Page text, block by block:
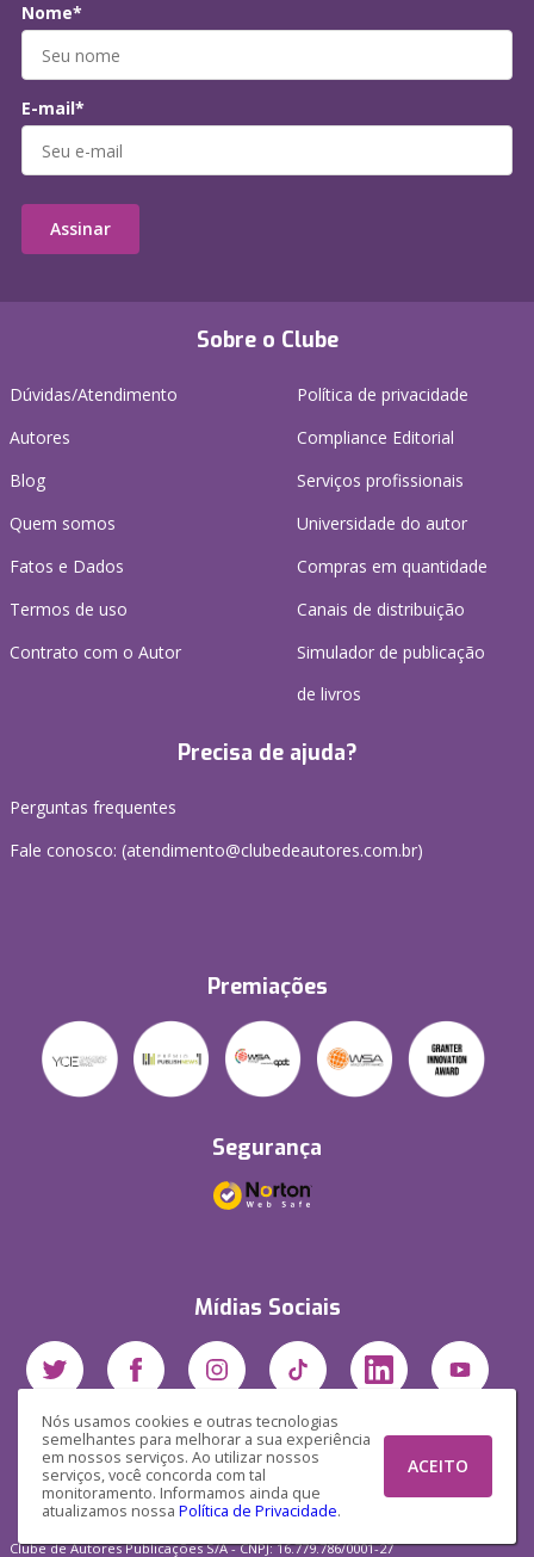
Nós usamos cookies e outras tecnologias
semelhantes para melhorar a sua experiência
em nossos serviços. Ao utilizar nossos
serviços, você concorda com tal
monitoramento. Informamos ainda que
atualizamos nossa Política de Privacidade.
ACEITO
Sobre o Clube
Dúvidas/Atendimento
Autores
Blog
Quem somos
Fatos e Dados
Termos de uso
Contrato com o Autor
Política de privacidade
Compliance Editorial
Serviços profissionais
Universidade do autor
Compras em quantidade
Canais de distribuição
Simulador de publicação
de livros
Precisa de ajuda?
Perguntas frequentes
Fale conosco: (atendimento@clubedeautores.com.br)
Premiações
Segurança
Mídias Sociais
Nome*
E-mail*
Assinar
Clube de Autores Publicações S/A - CNPJ: 16.779.786/0001-27